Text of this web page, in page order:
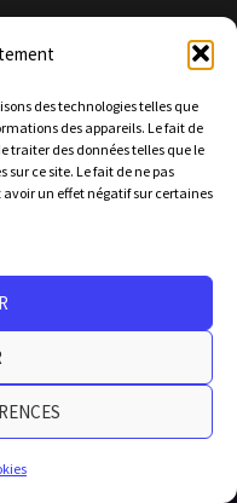
des technologies telles que
des appareils. Le fait de
traiter des données telles que le
ce site. Le fait de ne pas
un effet négatif sur certaines
: PLATESV-D-2024-
954 00015
Captain Franko